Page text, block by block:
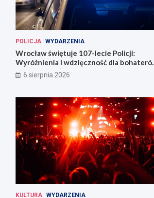
POLICJA WYDARZENIA
Wrocław świętuje 107-lecie Policji:
Wyróżnienia i wdzięczność dla bohaterów
codzienności
6 sierpnia 2026
KULTURA WYDARZENIA